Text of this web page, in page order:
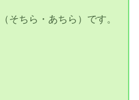
そちら・あちら）です。